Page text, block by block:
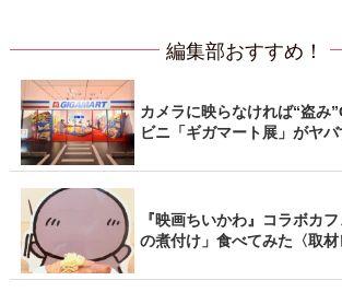
編集部おすすめ！
カメラに映らなければ“盗
ビニ「ギガマート展」がヤバ
『映画ちいかわ』コラボカ
の煮付け」食べてみた〈取材